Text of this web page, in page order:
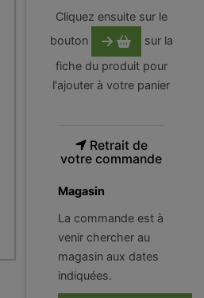
Cliquez ensuite sur le
bouton
sur la
fiche du produit pour
l'ajouter à votre panier
Retrait de
votre commande
Magasin
La commande est à
venir chercher au
magasin aux dates
indiquées.